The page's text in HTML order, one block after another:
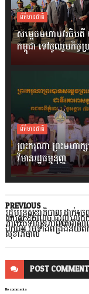
ព័ត៌មានជាតិ
សម្តេចមហាបវរធិប
កម្ពុជា ទៅចូលរួមកិច្
ព័ត៌មានជាតិ
ព្រះករុណា ព្រះមហាក្ស
វិមានរដ្ឋធម្មនុញ្ញ
PREVIOUS
រដ្ឋមន្ដ្រីសុខាភិបាល ដាក់ច
សាស្ដ្រ ៩ចំណុច ជំរុញលើ
ភាពថែទាំសុខភាពសេវាស
ឯកជន រួមទាំងពង្រឹងនិយ័តក
សុខាភិបាល
POSTCOMMENT
No comments